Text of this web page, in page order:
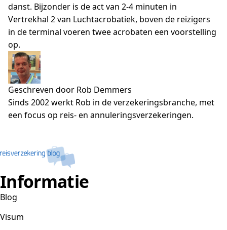
danst. Bijzonder is de act van 2-4 minuten in
Vertrekhal 2 van Luchtacrobatiek, boven de reizigers
in de terminal voeren twee acrobaten een voorstelling
op.
Geschreven door Rob Demmers
Sinds 2002 werkt Rob in de verzekeringsbranche, met
een focus op reis- en annuleringsverzekeringen.
Informatie
Blog
Visum